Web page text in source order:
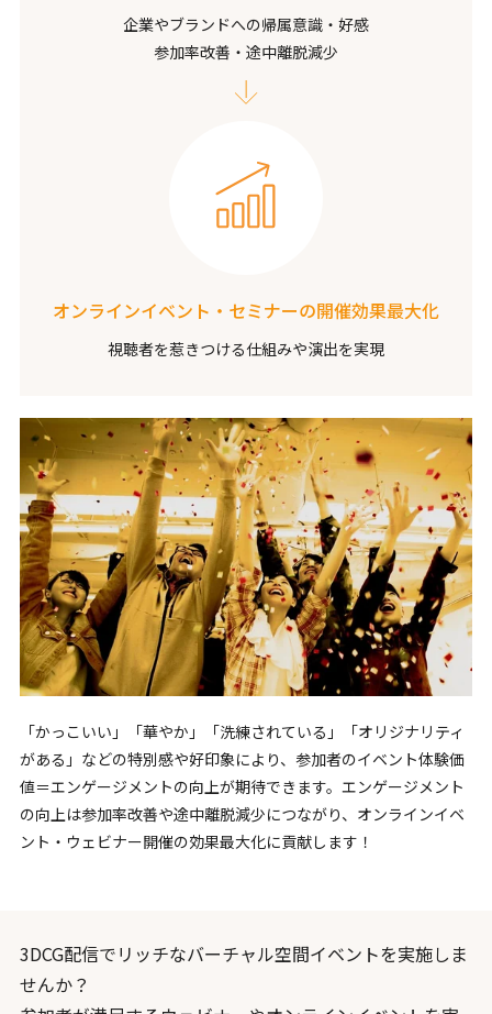
企業やブランドへの帰属意識・好感
参加率改善・途中離脱減少
オンラインイベント・セミナーの開催効果最大化
視聴者を惹きつける仕組みや演出を実現
「かっこいい」「華やか」「洗練されている」「オリジナリティ
がある」などの特別感や好印象により、参加者のイベント体験価
値＝エンゲージメントの向上が期待できます。エンゲージメント
の向上は参加率改善や途中離脱減少につながり、オンラインイベ
ント・ウェビナー開催の効果最大化に貢献します！
3DCG配信でリッチなバーチャル空間イベントを実施しま
せんか？